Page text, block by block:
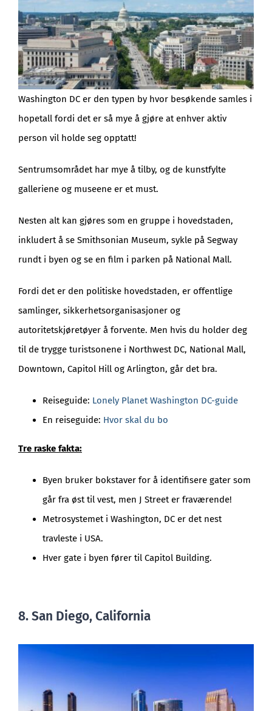
Washington DC er den typen by hvor besøkende samles i
hopetall fordi det er så mye å gjøre at enhver aktiv
person vil holde seg opptatt!
Sentrumsområdet har mye å tilby, og de kunstfylte
galleriene og museene er et must.
Nesten alt kan gjøres som en gruppe i hovedstaden,
inkludert å se Smithsonian Museum, sykle på Segway
rundt i byen og se en film i parken på National Mall.
Fordi det er den politiske hovedstaden, er offentlige
samlinger, sikkerhetsorganisasjoner og
autoritetskjøretøyer å forvente. Men hvis du holder deg
til de trygge turistsonene i Northwest DC, National Mall,
Downtown, Capitol Hill og Arlington, går det bra.
Reiseguide: Lonely Planet Washington DC-guide
En reiseguide: Hvor skal du bo
Tre raske fakta:
Byen bruker bokstaver for å identifisere gater som
går fra øst til vest, men J Street er fraværende!
Metrosystemet i Washington, DC er det nest
travleste i USA.
Hver gate i byen fører til Capitol Building.
8. San Diego, California